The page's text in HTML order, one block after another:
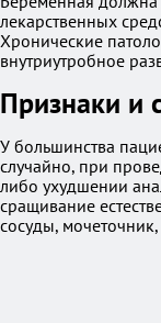
лекарственных
Хронические
внутриутробное
Признаки и
У большинства
случайно, при
либо ухудшении
сращивание
сосуды,